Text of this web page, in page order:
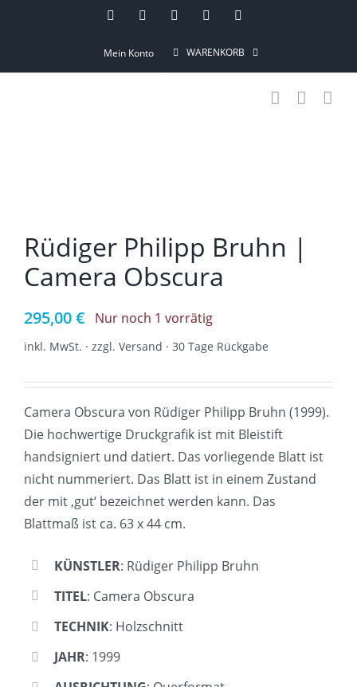
InstagramPinterestFacebookYouTube
Mein Konto WARENKORB
Rüdiger Philipp Bruhn |
Camera Obscura
295,00€ Nur noch 1 vorrätig
inkl. MwSt. · zzgl. Versand · 30 Tage Rückgabe
Camera Obscura von Rüdiger Philipp Bruhn (1999).
Die hochwertige Druckgrafik ist mit Bleistift
handsigniert und datiert. Das vorliegende Blatt ist
nicht nummeriert. Das Blatt ist in einem Zustand
der mit ‚gut‘ bezeichnet werden kann. Das
Blattmaß ist ca. 63 x 44 cm.
KÜNSTLER: Rüdiger Philipp Bruhn
TITEL: Camera Obscura
TECHNIK: Holzschnitt
JAHR: 1999